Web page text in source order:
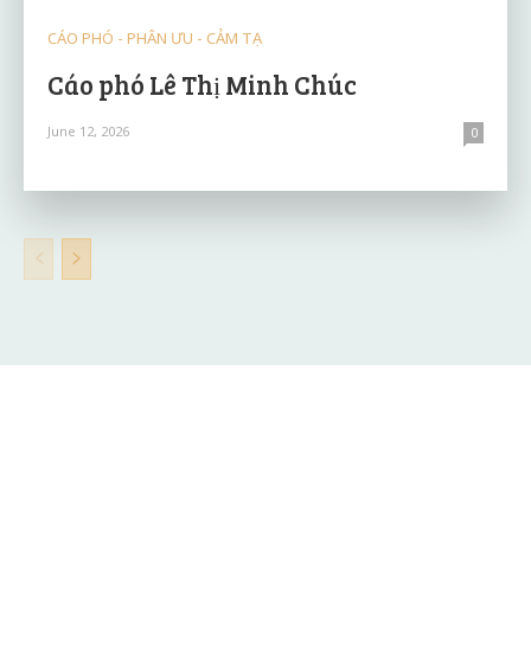
CÁO PHÓ - PHÂN ƯU - CẢM TẠ
Cáo phó Lê Thị Minh Chúc
June 12, 2026 0